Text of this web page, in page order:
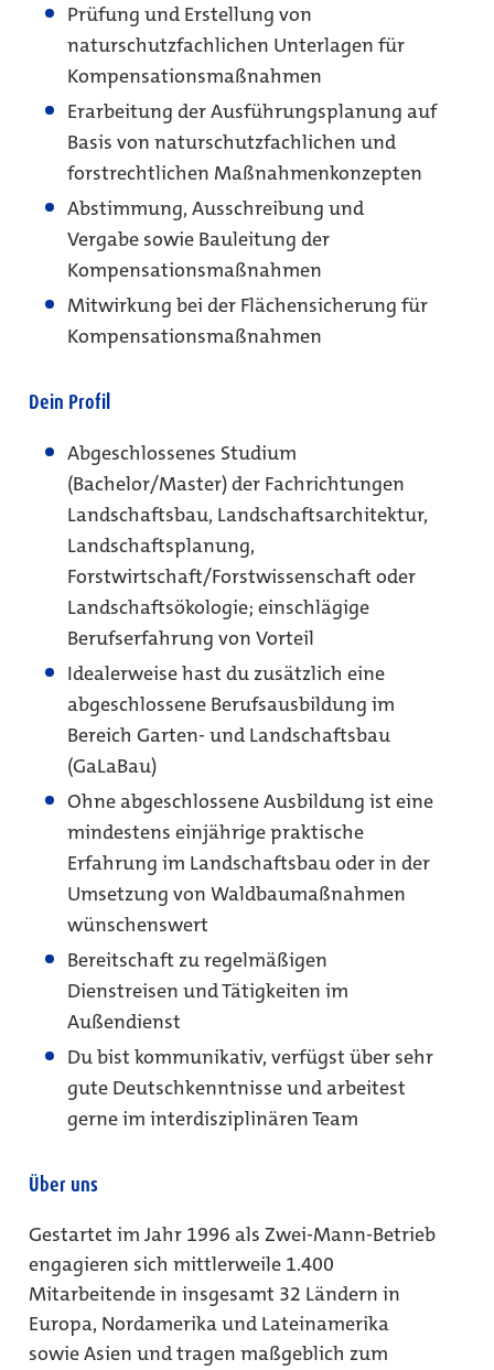
Prüfung und Erstellung von
naturschutzfachlichen Unterlagen für
Kompensationsmaßnahmen
Erarbeitung der Ausführungsplanung auf
Basis von naturschutzfachlichen und
forstrechtlichen Maßnahmenkonzepten
Abstimmung, Ausschreibung und
Vergabe sowie Bauleitung der
Kompensationsmaßnahmen
Mitwirkung bei der Flächensicherung für
Kompensationsmaßnahmen
Dein Profil
Abgeschlossenes Studium
(Bachelor/Master) der Fachrichtungen
Landschaftsbau, Landschaftsarchitektur,
Landschaftsplanung,
Forstwirtschaft/Forstwissenschaft oder
Landschaftsökologie; einschlägige
Berufserfahrung von Vorteil
Idealerweise hast du zusätzlich eine
abgeschlossene Berufsausbildung im
Bereich Garten- und Landschaftsbau
(GaLaBau)
Ohne abgeschlossene Ausbildung ist eine
mindestens einjährige praktische
Erfahrung im Landschaftsbau oder in der
Umsetzung von Waldbaumaßnahmen
wünschenswert
Bereitschaft zu regelmäßigen
Dienstreisen und Tätigkeiten im
Außendienst
Du bist kommunikativ, verfügst über sehr
gute Deutschkenntnisse und arbeitest
gerne im interdisziplinären Team
Über uns
Gestartet im Jahr 1996 als Zwei-Mann-Betrieb
engagieren sich mittlerweile 1.400
Mitarbeitende in insgesamt 32 Ländern in
Europa, Nordamerika und Lateinamerika
sowie Asien und tragen maßgeblich zum